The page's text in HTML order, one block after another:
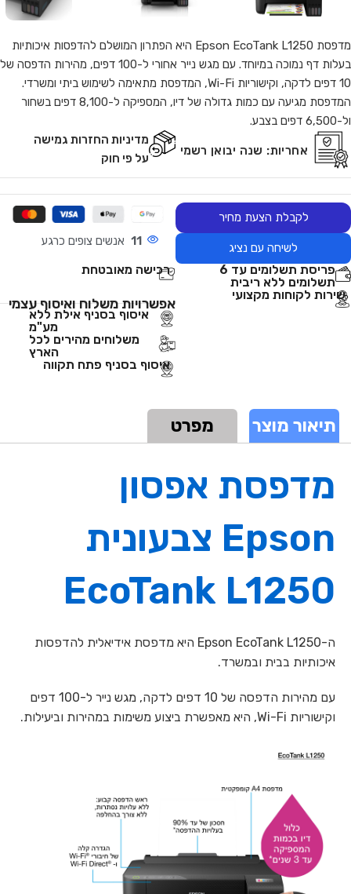
מדפסת Epson EcoTank L1250 היא הפתרון המושלם להדפסות איכותיות
בעלות דף נמוכה במיוחד. עם מגש נייר אחורי ל-100 דפים, מהירות הדפסה של
10 דפים לדקה, וקישוריות Wi-Fi, המדפסת מתאימה לשימוש ביתי ומשרדי.
המדפסת מגיעה עם כמות גדולה של דיו, המספיקה ל-8,100 דפים בשחור
ול-6,500 דפים בצבע.
אחריות: שנה יבואן רשמי
מדיניות החזרות גמישה
על פי חוק
לקבלת הצעת מחיר
לשיחה עם נציג 11 אנשים צופים כרגע
פריסת תשלומים עד 6
תשלומים ללא ריבית
רכישה מאובטחת
שירות לקוחות מקצועי
אפשרויות משלוח ואיסוף עצמי
איסוף בסניף אילת ללא
מע"מ
משלוחים מהירים לכל
הארץ
איסוף בסניף פתח תקווה
תיאור מוצר מפרט
מדפסת אפסון
Epson צבעונית
EcoTank L1250
ה-Epson EcoTank L1250 היא מדפסת אידיאלית להדפסות
איכותיות בבית ובמשרד.
עם מהירות הדפסה של 10 דפים לדקה, מגש נייר ל-100 דפים
וקישוריות Wi-Fi, היא מאפשרת ביצוע משימות במהירות וביעילות.